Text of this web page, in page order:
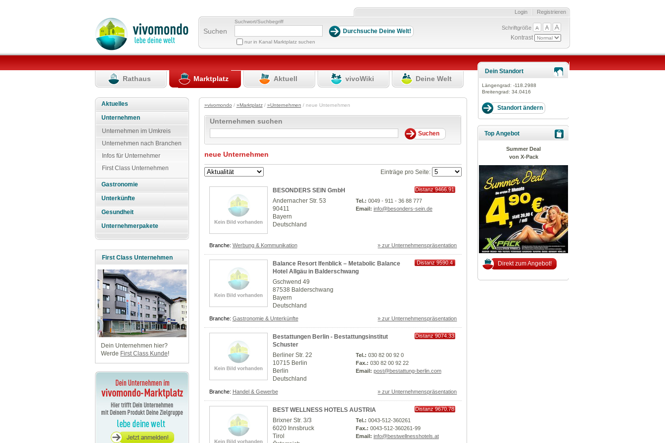
Registrieren
Login
Suchen
Suchwort/Suchbegriff
nur in Kanal Marktplatz suchen
Schriftgröße
Kontrast
Rathaus Marktplatz Aktuell vivoWiki Deine Welt
Aktuelles
Unternehmen
Unternehmen im Umkreis
Unternehmen nach Branchen
Infos für Unternehmer
First Class Unternehmen
Gastronomie
Unterkünfte
Gesundheit
Unternehmerpakete
First Class Unternehmen
Dein Unternehmen hier?
Werde First Class Kunde!
»vivomondo / »Marktplatz/ »Unternehmen / neue Unternehmen
Unternehmen suchen
neue Unternehmen
Einträge pro Seite:
BESONDERS SEIN GmbH
Distanz 9466.91
Andernacher Str. 53
90411
Bayern
Deutschland
Tel.: 0049 - 911 - 36 88 777
Email: info@besonders-sein.de
Branche: Werbung & Kommunikation » zur Unternehmenspräsentation
Balance Resort Ifenblick – Metabolic Balance
Hotel Allgäu in Balderschwang
Distanz 9590.4
Gschwend 49
87538 Balderschwang
Bayern
Deutschland
Branche: Gastronomie & Unterkünfte » zur Unternehmenspräsentation
Bestattungen Berlin - Bestattungsinstitut
Schuster
Distanz 9074.33
Berliner Str. 22
10715 Berlin
Berlin
Deutschland
Tel.: 030 82 00 92 0
Fax.: 030 82 00 92 22
Email: post@bestattung-berlin.com
Branche: Handel & Gewerbe » zur Unternehmenspräsentation
BEST WELLNESS HOTELS AUSTRIA
Distanz 9670.78
Brixner Str. 3/3
6020 Innsbruck
Tirol
Tel.: 0043-512-360261
Fax.: 0043-512-360261-99
Email: info@bestwellnesshotels.at
Dein Standort
Längengrad: -118.2988
Breitengrad: 34.0416
Top Angebot
Summer Deal
von X-Pack
Direkt zum Angebot!